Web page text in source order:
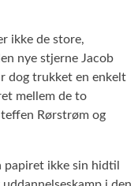
ikke de store,
nye stjerne Jacob
dog trukket en enkelt
mellem de to
Rørstrøm og
papiret ikke sin hidtil